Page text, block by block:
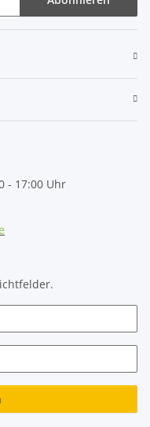
- 17:00 Uhr